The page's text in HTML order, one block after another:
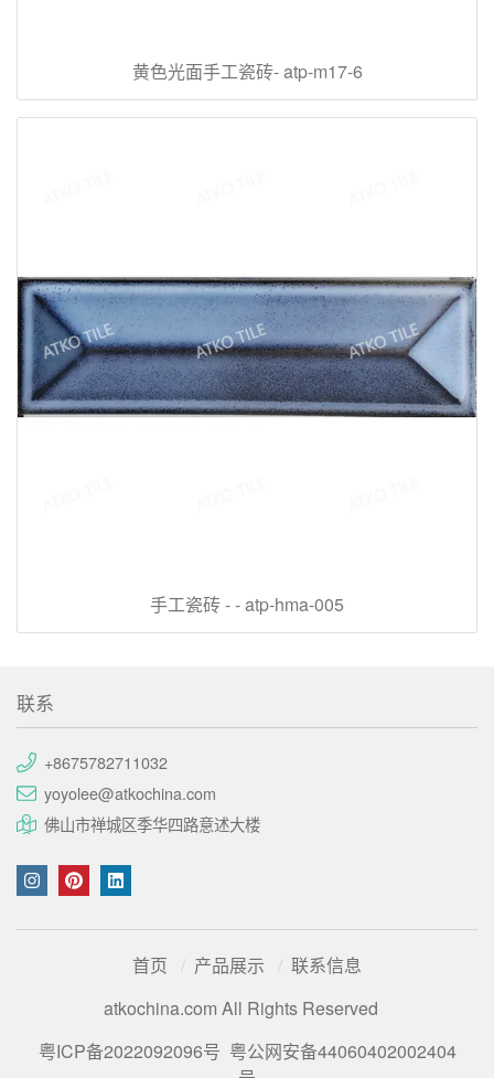
黄色光面手工瓷砖- atp-m17-6
手工瓷砖 - - atp-hma-005
联系
+8675782711032
yoyolee@atkochina.com
佛山市禅城区季华四路意述大楼
首页 产品展示
联系信息
atkochina.com All Rights Reserved
粤ICP备2022092096号 粤公网安备44060402002404